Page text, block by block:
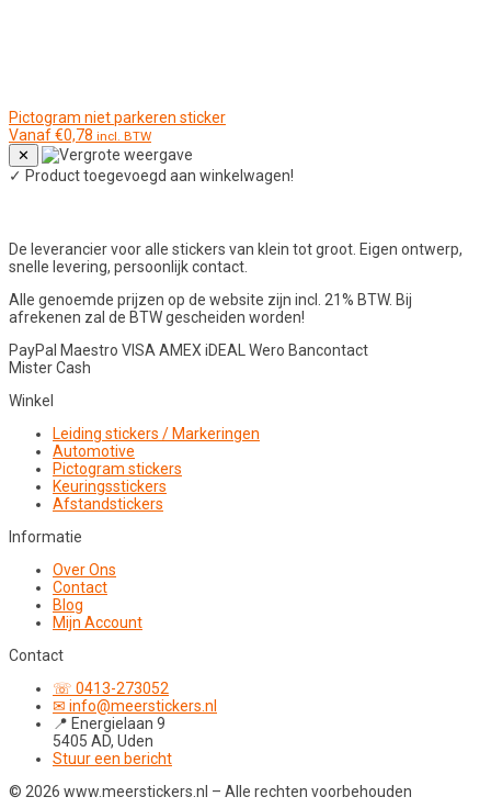
Pictogram niet parkeren sticker
Vanaf€0,78 incl. BTW
✕
✓ Product toegevoegd aan winkelwagen!
De leverancier voor alle stickers van klein tot groot. Eigen ontwerp,
snelle levering, persoonlijk contact.
Alle genoemde prijzen op de website zijn incl. 21% BTW. Bij
afrekenen zal de BTW gescheiden worden!
PayPal Maestro VISA AMEX iDEAL Wero Bancontact
Mister Cash
Winkel
Leiding stickers / Markeringen
Automotive
Pictogram stickers
Keuringsstickers
Afstandstickers
Informatie
Over Ons
Contact
Blog
Mijn Account
Contact
☏ 0413-273052
✉ info@meerstickers.nl
📍 Energielaan 9
5405 AD, Uden
Stuur een bericht
© 2026 www.meerstickers.nl – Alle rechten voorbehouden